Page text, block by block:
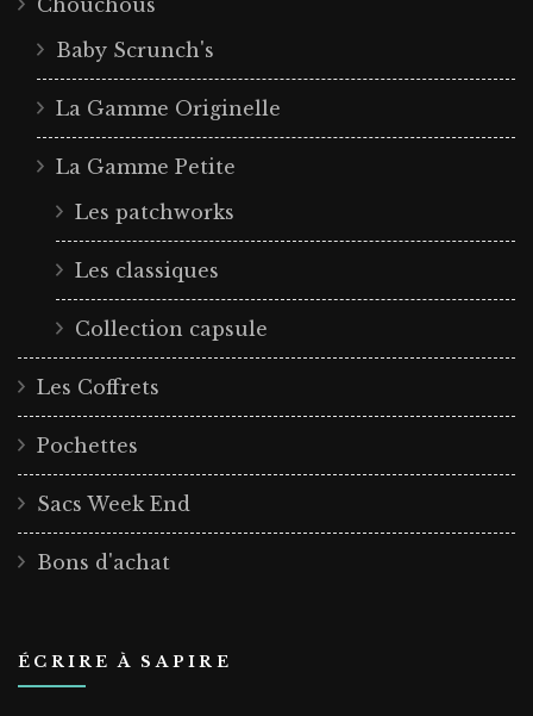
Chouchous
Baby Scrunch's
La Gamme Originelle
La Gamme Petite
Les patchworks
Les classiques
Collection capsule
Les Coffrets
Pochettes
Sacs Week End
Bons d'achat
ÉCRIRE À SAPIRE